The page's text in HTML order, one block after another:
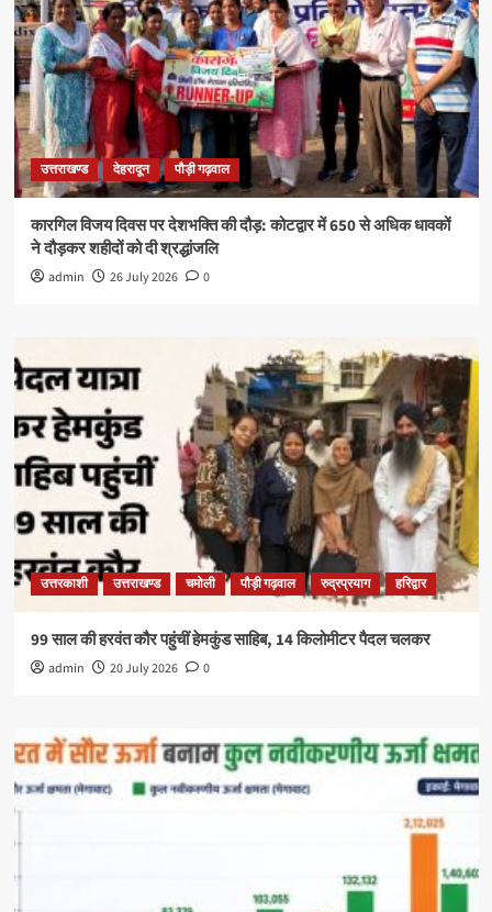
उत्तराखण्ड देहरादून पौड़ी गढ़वाल
कारगिल विजय दिवस पर देशभक्ति की दौड़: कोटद्वार में 650 से अधिक धावकों
ने दौड़कर शहीदों को दी श्रद्धांजलि
admin 26 July 2026 0
उत्तरकाशी उत्तराखण्ड चमोली पौड़ी गढ़वाल रुद्रप्रयाग हरिद्वार
99 साल की हरवंत कौर पहुंचीं हेमकुंड साहिब, 14 किलोमीटर पैदल चलकर
admin 20 July 2026 0